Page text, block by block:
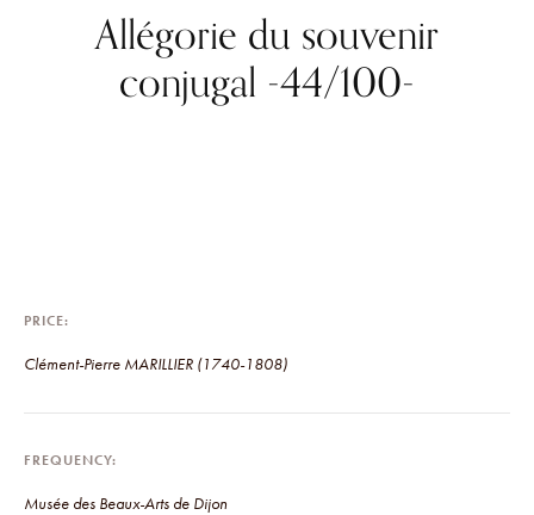
Allégorie du souvenir
conjugal -44/100-
PRICE
Clément-Pierre MARILLIER (1740-1808)
FREQUENCY
Musée des Beaux-Arts de Dijon